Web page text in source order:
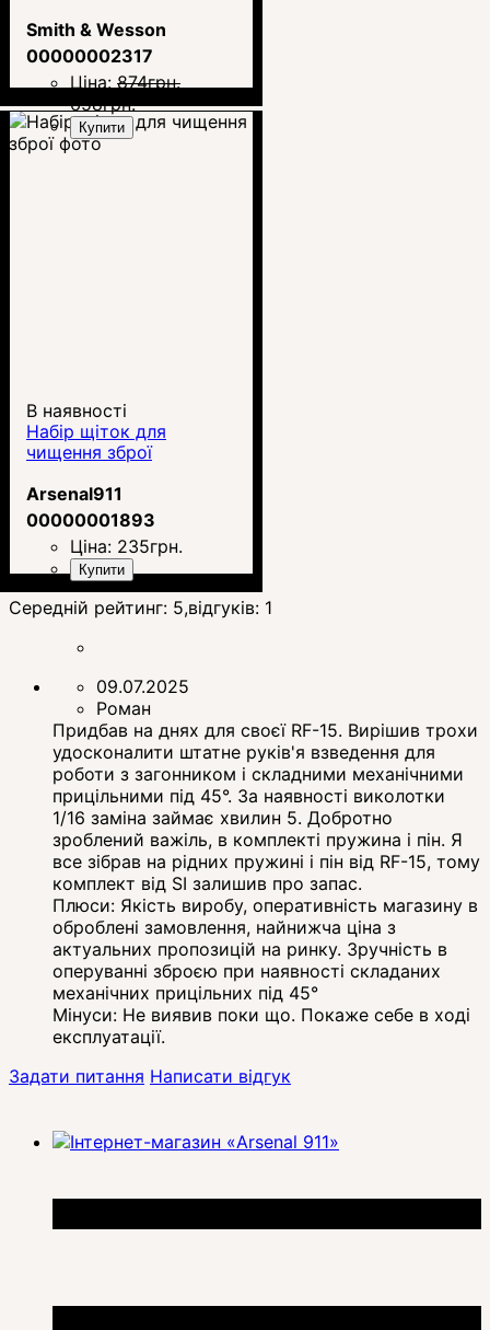
Smith & Wesson
00000002317
Ціна: 874грн.
658грн.
Купити
В наявності
Набір щіток для
чищення зброї
Arsenal911
00000001893
Ціна: 235грн.
Купити
Середній рейтинг: 5,відгуків: 1
09.07.2025
Роман
Придбав на днях для своєї RF-15. Вирішив трохи
удосконалити штатне руків'я взведення для
роботи з загонником і складними механічними
прицільними під 45°. За наявності виколотки
1/16 заміна займає хвилин 5. Добротно
зроблений важіль, в комплекті пружина і пін. Я
все зібрав на рідних пружині і пін від RF-15, тому
комплект від SI залишив про запас.
Плюси: Якість виробу, оперативність магазину в
оброблені замовлення, найнижча ціна з
актуальних пропозицій на ринку. Зручність в
оперуванні зброєю при наявності складаних
механічних прицільних під 45°
Мінуси: Не виявив поки що. Покаже себе в ході
експлуатації.
Задати питання Написати відгук